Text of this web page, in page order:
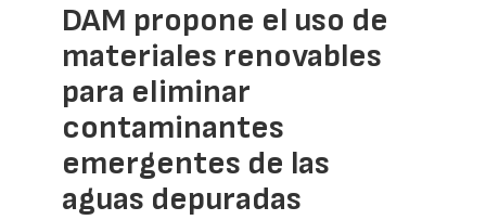
DAM propone el uso de
materiales renovables
para eliminar
contaminantes
emergentes de las
aguas depuradas